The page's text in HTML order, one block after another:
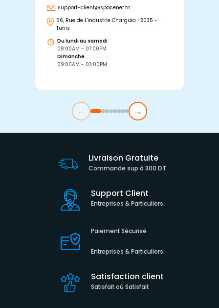
support-client@spacenet.tn
56, Rue de L'industrie Charguia I 2035 -
Tunis
Du lundi au samedi
08:00AM - 07:00PM
Dimanche
09:00AM - 03:00PM
← →
Livraison Gratuite
Commande sup à 300 DT
Support Client
Entreprises & Particuliers
Paiement Sécurisé
Entreprises & Particuliers
Satisfaction client
Satisfait où Satisfait